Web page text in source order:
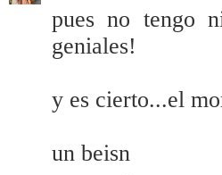
pues no tengo
geniales!
y es cierto...el
un beisn